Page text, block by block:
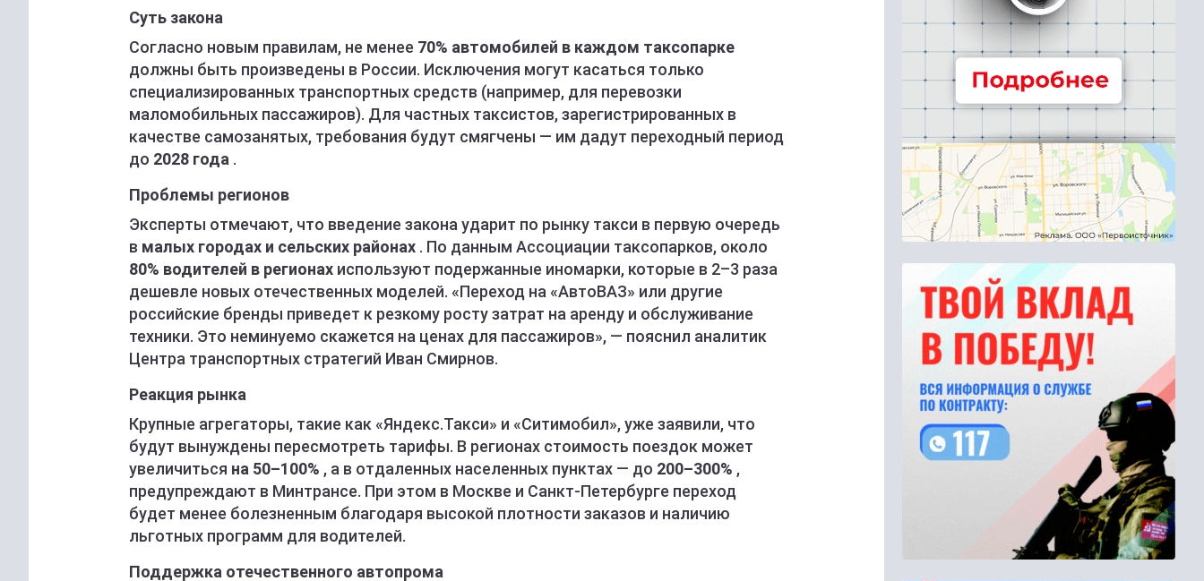
Суть закона
Согласно новым правилам, не менее 70% автомобилей в каждом таксопарке
должны быть произведены в России. Исключения могут касаться только
специализированных транспортных средств (например, для перевозки
маломобильных пассажиров). Для частных таксистов, зарегистрированных в
качестве самозанятых, требования будут смягчены — им дадут переходный период
до 2028 года .
Проблемы регионов
Эксперты отмечают, что введение закона ударит по рынку такси в первую очередь
в малых городах и сельских районах . По данным Ассоциации таксопарков, около
80% водителей в регионах используют подержанные иномарки, которые в 2–3 раза
дешевле новых отечественных моделей. «Переход на «АвтоВАЗ» или другие
российские бренды приведет к резкому росту затрат на аренду и обслуживание
техники. Это неминуемо скажется на ценах для пассажиров», — пояснил аналитик
Центра транспортных стратегий Иван Смирнов.
Реакция рынка
Крупные агрегаторы, такие как «Яндекс.Такси» и «Ситимобил», уже заявили, что
будут вынуждены пересмотреть тарифы. В регионах стоимость поездок может
увеличиться на 50–100% , а в отдаленных населенных пунктах — до 200–300% ,
предупреждают в Минтрансе. При этом в Москве и Санкт-Петербурге переход
будет менее болезненным благодаря высокой плотности заказов и наличию
льготных программ для водителей.
Поддержка отечественного автопрома